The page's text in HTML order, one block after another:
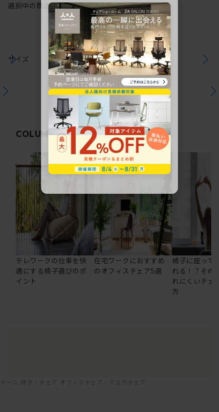
選択中の商品情報保証注意事項
サイズ
COLUMN関連コラム
テレワークの仕事を快
適にする椅子選びのポ
イント
在宅ワークにおすすめ
のオフィスチェア5選
椅子に座って
れる！？その
れにくいチェ
方
ホーム 椅子・チェア オフィスチェア・デスクチェア